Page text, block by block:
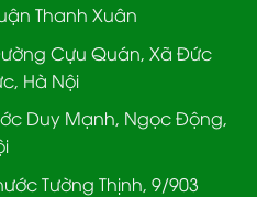
Thanh Xuân
Cựu Quán, Xã Đức
Hà Nội
Duy Mạnh, Ngọc Động,
Tường Thịnh, 9/903